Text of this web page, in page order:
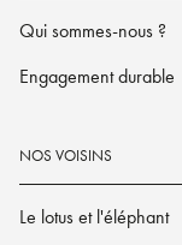
Qui sommes-nous ?
Engagement durable
NOS VOISINS
Le lotus et l'éléphant